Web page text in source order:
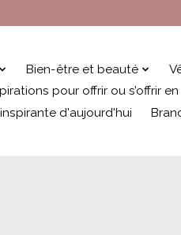
Bien-être et beauté
pour offrir ou s’offrir
d'aujourd'hui